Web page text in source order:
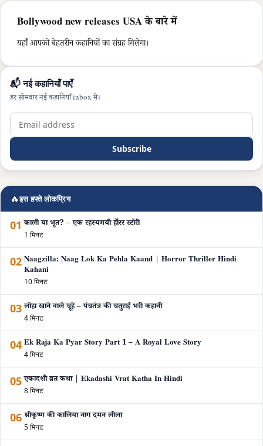
Bollywood new releases USA के बारे में
यहाँ आपको बेहतरीन कहानियों का संग्रह मिलेगा।
📬 नई कहानियाँ पाएँ
हर सोमवार नई कहानियाँ inbox में।
Subscribe
🔥इस हफ्ते लोकप्रिय
01 काली या भूत? – एक रहस्यमयी हॉरर स्टोरी
1 मिनट
02 Naagzilla: Naag Lok Ka Pehla Kaand | Horror Thriller Hindi
Kahani
10 मिनट
03 लोहा खाने वाले चूहे – पंचतंत्र की चतुराई भरी कहानी
4 मिनट
04 Ek Raja Ka Pyar Story Part 1 – A Royal Love Story
4 मिनट
05 एकादशी व्रत कथा | Ekadashi Vrat Katha In Hindi
8 मिनट
06 श्रीकृष्ण की कालिया नाग दमन लीला
5 मिनट